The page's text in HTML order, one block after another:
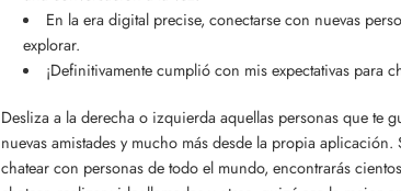
En la era digital precise, conectarse con nuevas
explorar.
¡Definitivamente cumplió con mis expectativas para
Desliza a la derecha o izquierda aquellas personas que te
nuevas amistades y mucho más desde la propia
chatear con personas de todo el mundo, encontrarás